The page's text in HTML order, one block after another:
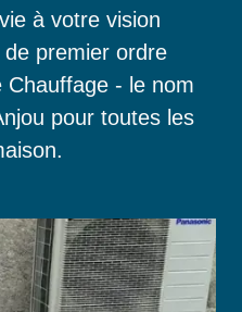
à votre vision
premier ordre
Chauffage - le nom
pour toutes les